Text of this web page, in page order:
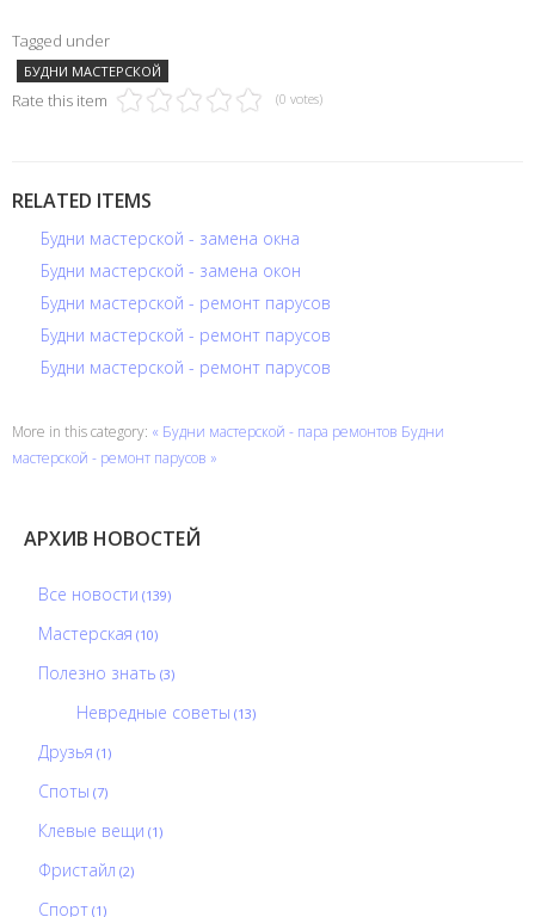
Tagged under
БУДНИ МАСТЕРСКОЙ
Rate this item (0 votes)
RELATED ITEMS
Будни мастерской - замена окна
Будни мастерской - замена окон
Будни мастерской - ремонт парусов
Будни мастерской - ремонт парусов
Будни мастерской - ремонт парусов
More in this category: « Будни мастерской - пара ремонтов Будни
мастерской - ремонт парусов »
АРХИВ НОВОСТЕЙ
Все новости (139)
Мастерская (10)
Полезно знать (3)
Невредные советы (13)
Друзья (1)
Споты (7)
Клевые вещи (1)
Фристайл (2)
Спорт (1)